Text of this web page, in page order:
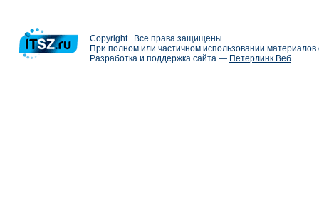
Copyright . Все права защищены
При полном или частичном использовании
Разработка и поддержка сайта — Петерлинк Веб